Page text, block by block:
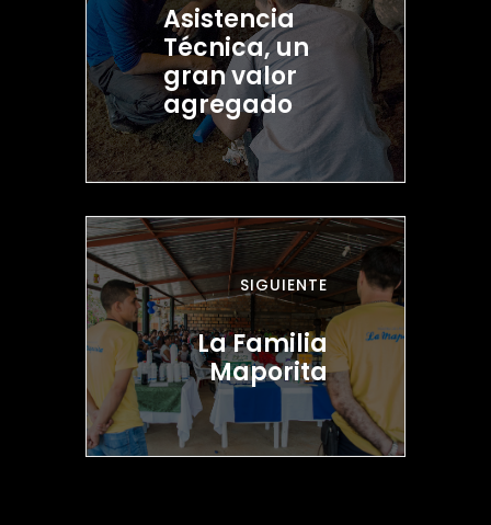
Asistencia
Técnica, un
gran valor
agregado
SIGUIENTE
La Familia
Maporita